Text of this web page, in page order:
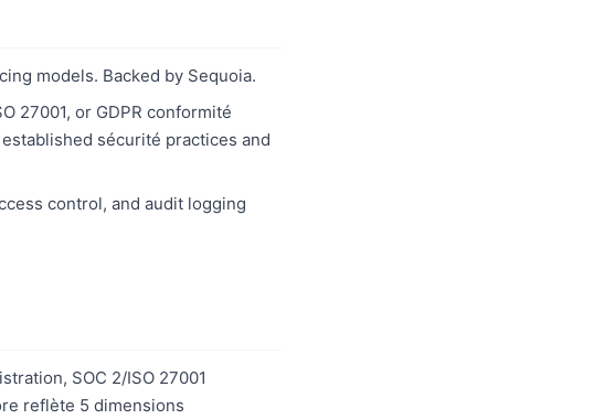
models. Backed by Sequoia.
27001, or GDPR conformité
sécurité practices and
control, and audit logging
SOC 2/ISO 27001
reflète 5 dimensions